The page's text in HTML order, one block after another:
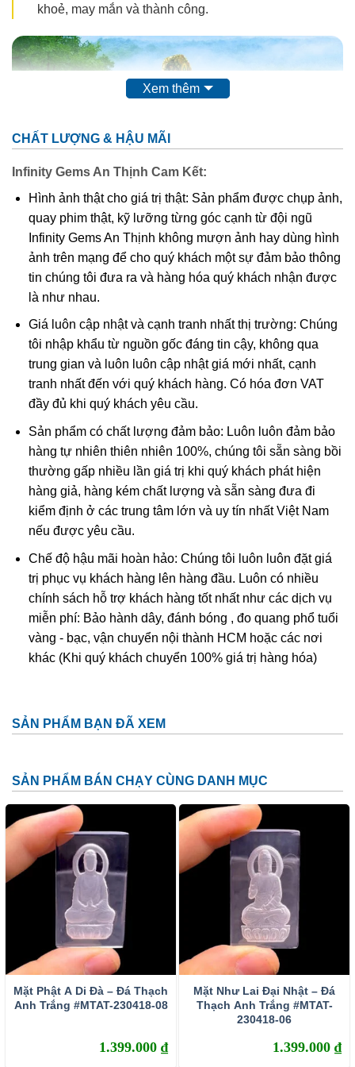
khoẻ, may mắn và thành công.
Đại Thế Chí Bồ Tát là vị Bồ Tát hiện thân cho trí tuệ linh
thông trong trường phái Mật Tông của Phật Giáo. Đại
Thế Chí Bồ Tát là người phò trợ tuyên truyền thánh
pháp cho Đức Phật A Di Đà ở Tây Phương cực lạc.
Ngài dùng sức manh từ ánh sáng trí tuệ của mình để soi
tỏ khắp chúng sinh, giúp con người thoát khỏi những
khổ đau trong tâm trí, đạt được trí tuệ thông suốt, sáng
tỏ để hướng đến những điều tốt đẹp.
Đại Thế Chí Bồ Tát xuất hiện trong kinh phật với hình
ảnh hiền hòa, đôi mắt sáng, trên tay ngài mang theo
nhành hoa sen xanh mới nở. Ngài đứng bên cạnh Đức
Phật A Di Đà hoặc ngồi thiền trong tư thế kiết già trên
đài hoa sen.
Ý NGHĨA khi sử dụng phật bản mệnh Đại Thế Chí Bồ
Tát
Bố mẹ nên đeo Phật Độ Mệnh cho con cái được sức
thành công.
Con cháu nên tặng và đeo cho ông bà để cầu chúc sức
khỏe, an lạc.
Những người tuổi Ngọ, mang theo Phật Đại Thế Chí Bồ
Tát bên mình sẽ nhận được sự phù hộ, độ trì bảo mệnh
của ngài.
Trải qua mấy ngàn năm lịch sử, các Bản tôn được các
tín đồ Phật giáo tín phụng, cúng dường, trở thành các
thiện thần, trợ giúp con người, chuyển hung thành cát,
sự nghiệp hanh thông, gia đình hạnh phúc, có sức
khỏe, phòng tránh bệnh tật.
đẩy sự nghiệp phát triển, gia đình hạnh phúc, xã hội an
Xem thêm
CHẤT LƯỢNG & HẬU MÃI
Infinity Gems An Thịnh Cam Kết:
Hình ảnh thật cho giá trị thật: Sản phẩm được chụp ảnh,
quay phim thật, kỹ lưỡng từng góc cạnh từ đội ngũ
Infinity Gems An Thịnh không mượn ảnh hay dùng hình
ảnh trên mạng để cho quý khách một sự đảm bảo thông
tin chúng tôi đưa ra và hàng hóa quý khách nhận được
là như nhau.
Giá luôn cập nhật và cạnh tranh nhất thị trường: Chúng
tôi nhập khẩu từ nguồn gốc đáng tin cậy, không qua
trung gian và luôn luôn cập nhật giá mới nhất, cạnh
tranh nhất đến với quý khách hàng. Có hóa đơn VAT
đầy đủ khi quý khách yêu cầu.
Sản phẩm có chất lượng đảm bảo: Luôn luôn đảm bảo
hàng tự nhiên thiên nhiên 100%, chúng tôi sẵn sàng bồi
thường gấp nhiều lần giá trị khi quý khách phát hiện
hàng giả, hàng kém chất lượng và sẵn sàng đưa đi
kiểm định ở các trung tâm lớn và uy tín nhất Việt Nam
nếu được yêu cầu.
Chế độ hậu mãi hoàn hảo: Chúng tôi luôn luôn đặt giá
trị phục vụ khách hàng lên hàng đầu. Luôn có nhiều
chính sách hỗ trợ khách hàng tốt nhất như các dịch vụ
miễn phí: Bảo hành dây, đánh bóng , đo quang phổ tuổi
vàng - bạc, vận chuyển nội thành HCM hoặc các nơi
khác (Khi quý khách chuyển 100% giá trị hàng hóa)
SẢN PHẨM BẠN ĐÃ XEM
SẢN PHẨM BÁN CHẠY CÙNG DANH MỤC
Mặt Phật A Di Đà – Đá Thạch
Anh Trắng #MTAT-230418-08
1.399.000 ₫
Mặt Như Lai Đại Nhật – Đá
Thạch Anh Trắng #MTAT-
230418-06
1.399.000 ₫